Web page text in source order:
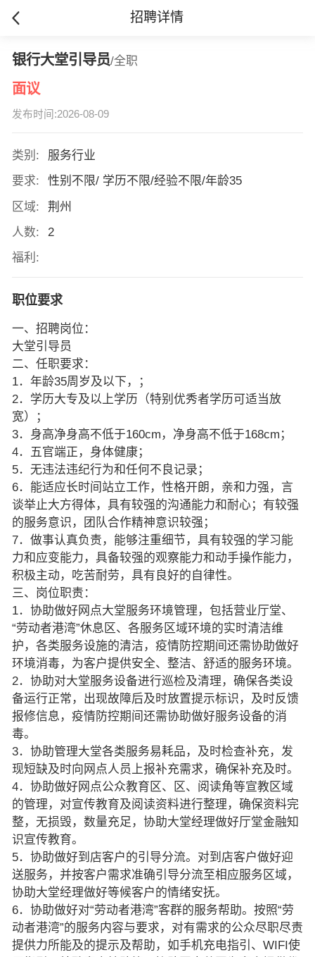
招聘详情
银行大堂引导员/全职
面议
发布时间:2026-08-09
类别:
服务行业
要求:
性别不限/ 学历不限/经验不限/年龄35
区域:
荆州
人数:
2
福利:
职位要求
一、招聘岗位：
大堂引导员
二、任职要求：
1．年龄35周岁及以下，；
2．学历大专及以上学历（特别优秀者学历可适当放
宽）；
3．身高净身高不低于160cm，净身高不低于168cm；
4．五官端正，身体健康；
5．无违法违纪行为和任何不良记录；
6．能适应长时间站立工作，性格开朗，亲和力强，言
谈举止大方得体，具有较强的沟通能力和耐心；有较强
的服务意识，团队合作精神意识较强；
7．做事认真负责，能够注重细节，具有较强的学习能
力和应变能力，具备较强的观察能力和动手操作能力，
积极主动，吃苦耐劳，具有良好的自律性。
三、岗位职责：
1．协助做好网点大堂服务环境管理，包括营业厅堂、
“劳动者港湾”休息区、各服务区域环境的实时清洁维
护，各类服务设施的清洁，疫情防控期间还需协助做好
环境消毒，为客户提供安全、整洁、舒适的服务环境。
2．协助对大堂服务设备进行巡检及清理，确保各类设
备运行正常，出现故障后及时放置提示标识，及时反馈
报修信息，疫情防控期间还需协助做好服务设备的消
毒。
3．协助管理大堂各类服务易耗品，及时检查补充，发
现短缺及时向网点人员上报补充需求，确保补充及时。
4．协助做好网点公众教育区、区、阅读角等宣教区域
的管理，对宣传教育及阅读资料进行整理，确保资料完
整，无损毁，数量充足，协助大堂经理做好厅堂金融知
识宣传教育。
5．协助做好到店客户的引导分流。对到店客户做好迎
送服务，并按客户需求准确引导分流至相应服务区域，
协助大堂经理做好等候客户的情绪安抚。
6．协助做好对“劳动者港湾”客群的服务帮助。按照“劳
动者港湾”的服务内容与要求，对有需求的公众尽职尽责
提供力所能及的提示及帮助，如手机充电指引、WIFI使